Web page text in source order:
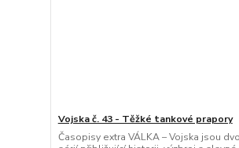
Vojska č. 43 - Těžké tankové prapory
Časopisy extra VÁLKA – Vojska jsou